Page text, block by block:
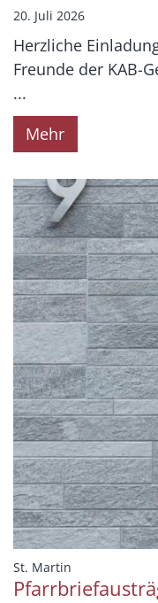
20. Juli 2026
Herzliche
Freunde der KAB-
...
Mehr
St. Martin